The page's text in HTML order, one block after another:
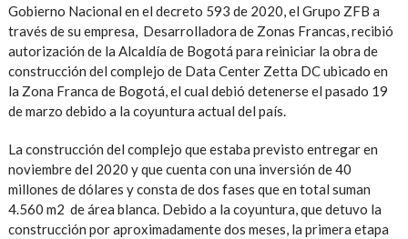
Gobierno Nacional en el decreto 593 de 2020, el Grupo ZFB a
través de su empresa, Desarrolladora de Zonas Francas, recibió
autorización de la Alcaldía de Bogotá para reiniciar la obra de
construcción del complejo de Data Center Zetta DC ubicado en
la Zona Franca de Bogotá, el cual debió detenerse el pasado 19
de marzo debido a la coyuntura actual del país.
La construcción del complejo que estaba previsto entregar en
noviembre del 2020 y que cuenta con una inversión de 40
millones de dólares y consta de dos fases que en total suman
4.560 m2 de área blanca. Debido a la coyuntura, que detuvo la
construcción por aproximadamente dos meses, la primera etapa